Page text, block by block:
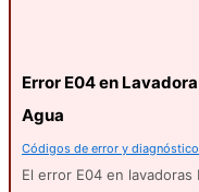
Error E04 en
Agua
Códigos de error y
El error E04 en